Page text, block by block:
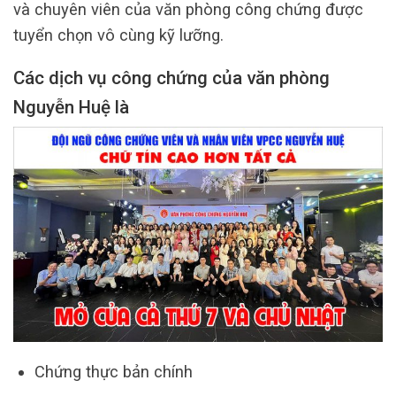
và chuyên viên của văn phòng công chứng được
tuyển chọn vô cùng kỹ lưỡng.
Các dịch vụ công chứng của văn phòng
Nguyễn Huệ là
Chứng thực bản chính